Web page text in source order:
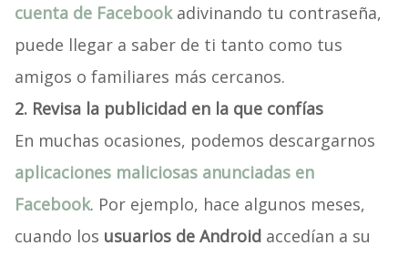
cuenta de Facebookadivinando tu contraseña,
puede llegar a saber de ti tanto como tus
amigos o familiares más cercanos.
2. Revisa la publicidad en la que confías
En muchas ocasiones, podemos descargarnos
aplicaciones maliciosas anunciadas en
Facebook. Por ejemplo, hace algunos meses,
cuando los usuarios de Androidaccedían a su